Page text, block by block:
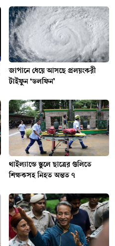
জাপানে ধেয়ে আসছে প্রলয়ংকরী
টাইফুন ‘ডলফিন’
থাইল্যান্ডে স্কুলে ছাত্রের গুলিতে
শিক্ষকসহ নিহত অন্তত ৭